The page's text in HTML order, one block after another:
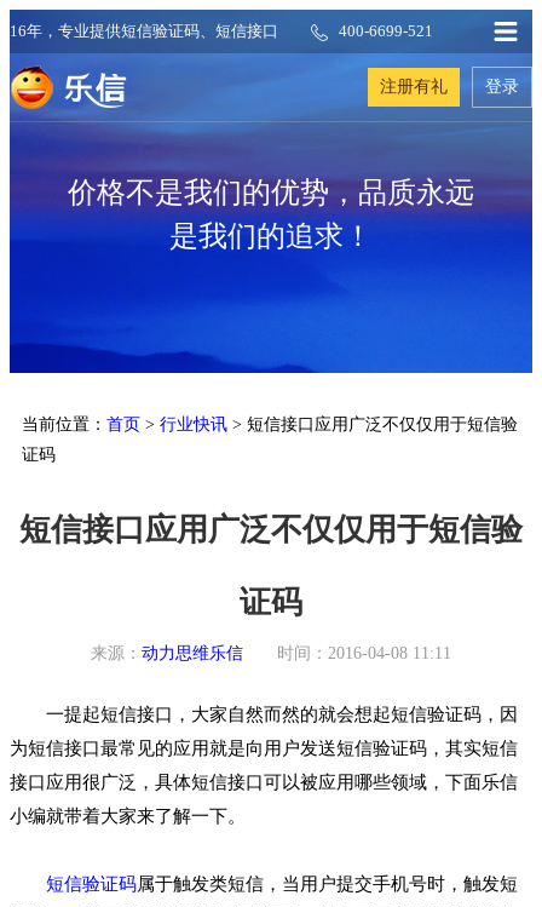
16年，专业提供短信验证码、短信接口 400-6699-521
注册有礼 登录
价格不是我们的优势，品质永远
是我们的追求！
当前位置： 首页 > 行业快讯 > 短信接口应用广泛不仅仅用于短信验
证码
短信接口应用广泛不仅仅用于短信验
证码
来源： 动力思维乐信 时间：2016-04-08 11:11
一提起短信接口，大家自然而然的就会想起短信验证码，因
为短信接口最常见的应用就是向用户发送短信验证码，其实短信
接口应用很广泛，具体短信接口可以被应用哪些领域，下面乐信
小编就带着大家来了解一下。
短信验证码属于触发类短信，当用户提交手机号时，触发短